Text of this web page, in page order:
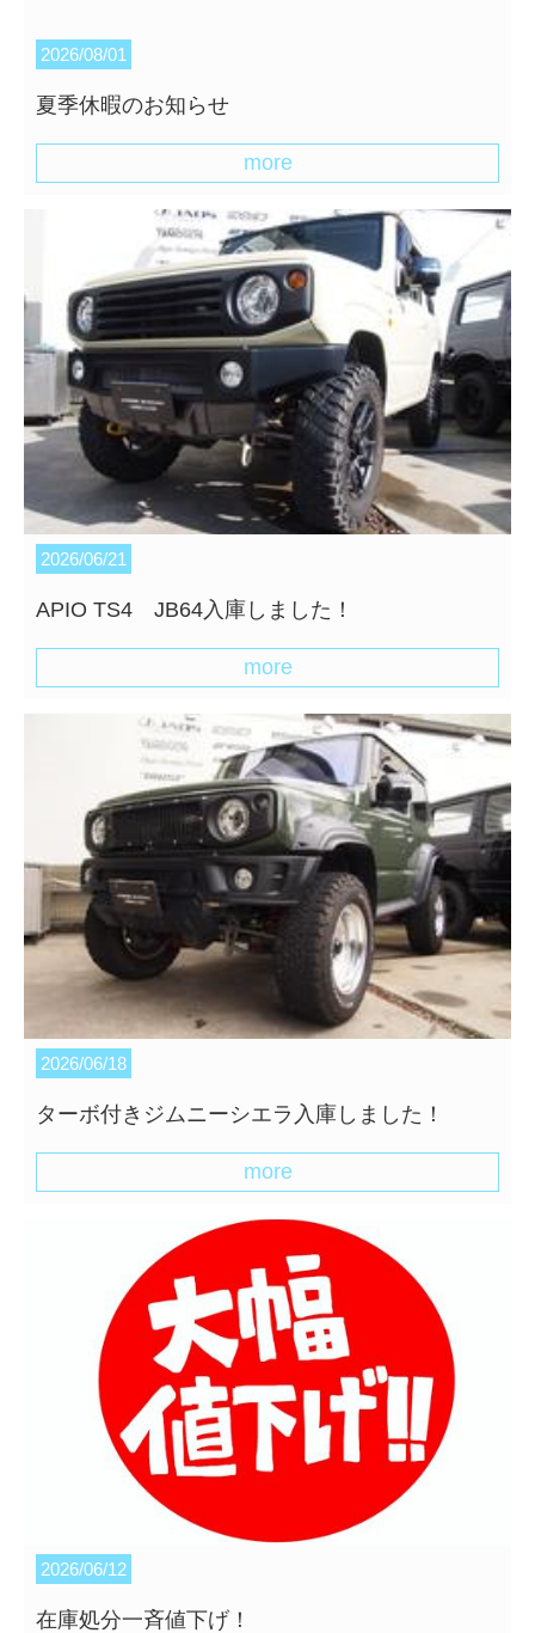
2026/08/01
夏季休暇のお知らせ
more
2026/06/21
APIO TS4 JB64入庫しました！
more
2026/06/18
ターボ付きジムニーシエラ入庫しました！
more
2026/06/12
在庫処分一斉値下げ！